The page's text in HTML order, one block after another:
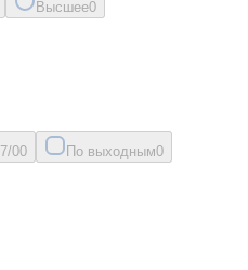
Высшее0
7/00 По выходным0